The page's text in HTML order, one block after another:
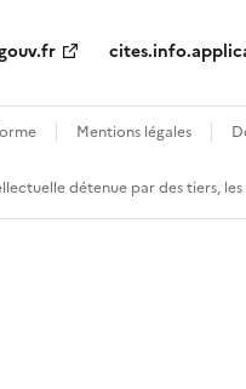
Mentions légales
détenue par des tiers,